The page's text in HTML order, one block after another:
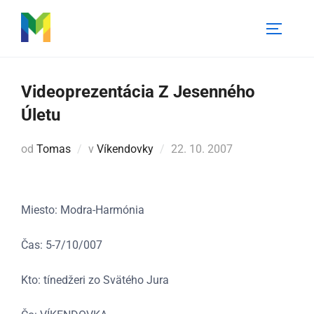
content
Videoprezentácia Z Jesenného
Úletu
od Tomas v Víkendovky
Pridané
22. 10. 2007
Miesto: Modra-Harmónia
Čas: 5-7/10/007
Kto: tínedžeri zo Svätého Jura